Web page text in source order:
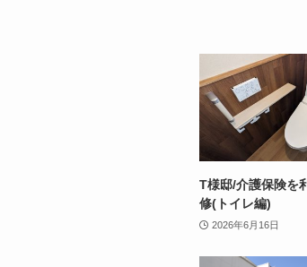
T様邸/介護保険を
修(トイレ編)
2026年6月16日